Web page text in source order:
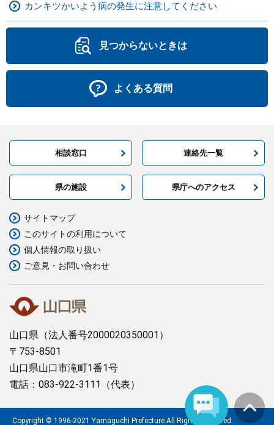
カンキツかいよう病の発生に注意してください
見つからないときは
よくある質問
相談窓口 連絡先一覧
県の施設 県庁へのアクセス
山口県 （法人番号2000020350001）
〒753-8501
山口県山口市滝町1番1号
電話：083-922-3111（代表）
サイトマップ
このサイトの利用について
個人情報の取り扱い
ご意見・お問い合わせ
Copyright © 1996-2021 Yamaguchi Prefecture.All Rights Reserved.